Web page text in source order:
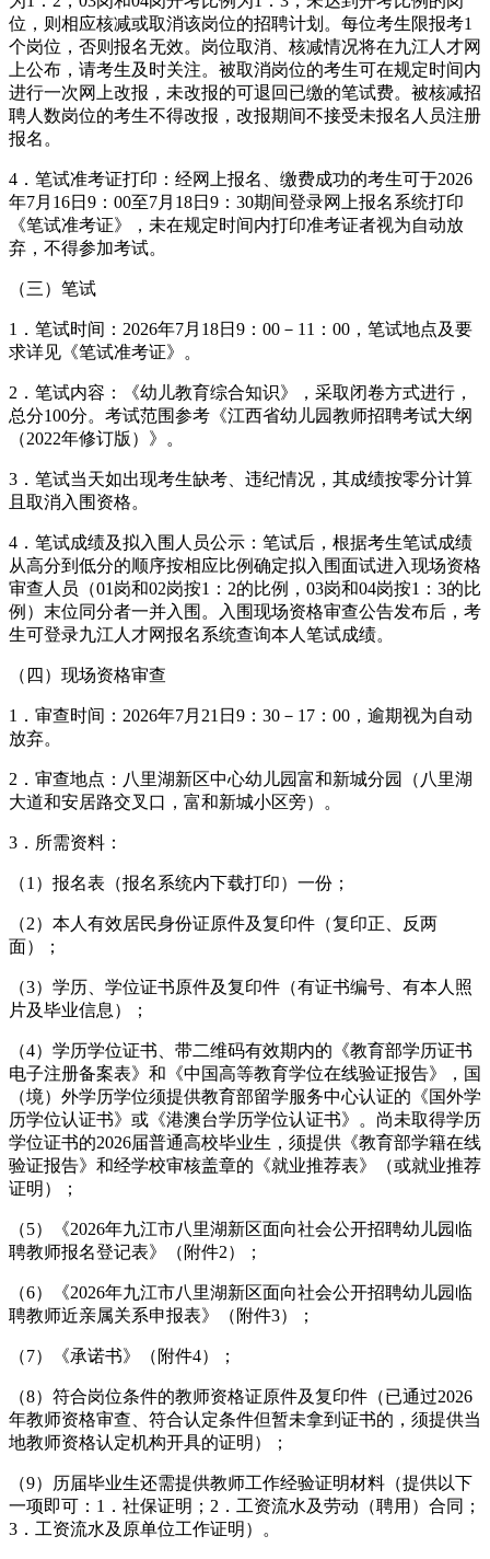
位，则相应核减或取消该岗位的招聘计划。每位考生限报考1
个岗位，否则报名无效。岗位取消、核减情况将在九江人才网
上公布，请考生及时关注。被取消岗位的考生可在规定时间内
进行一次网上改报，未改报的可退回已缴的笔试费。被核减招
聘人数岗位的考生不得改报，改报期间不接受未报名人员注册
报名。
4．笔试准考证打印：经网上报名、缴费成功的考生可于2026
年7月16日9：00至7月18日9：30期间登录网上报名系统打印
《笔试准考证》，未在规定时间内打印准考证者视为自动放
弃，不得参加考试。
（三）笔试
1．笔试时间：2026年7月18日9：00－11：00，笔试地点及要
求详见《笔试准考证》。
2．笔试内容：《幼儿教育综合知识》，采取闭卷方式进行，
总分100分。考试范围参考《江西省幼儿园教师招聘考试大纲
（2022年修订版）》。
3．笔试当天如出现考生缺考、违纪情况，其成绩按零分计算
且取消入围资格。
4．笔试成绩及拟入围人员公示：笔试后，根据考生笔试成绩
从高分到低分的顺序按相应比例确定拟入围面试进入现场资格
审查人员（01岗和02岗按1：2的比例，03岗和04岗按1：3的比
例）末位同分者一并入围。入围现场资格审查公告发布后，考
生可登录九江人才网报名系统查询本人笔试成绩。
（四）现场资格审查
1．审查时间：2026年7月21日9：30－17：00，逾期视为自动
放弃。
2．审查地点：八里湖新区中心幼儿园富和新城分园（八里湖
大道和安居路交叉口，富和新城小区旁）。
3．所需资料：
（1）报名表（报名系统内下载打印）一份；
（2）本人有效居民身份证原件及复印件（复印正、反两
面）；
（3）学历、学位证书原件及复印件（有证书编号、有本人照
片及毕业信息）；
（4）学历学位证书、带二维码有效期内的《教育部学历证书
电子注册备案表》和《中国高等教育学位在线验证报告》，国
（境）外学历学位须提供教育部留学服务中心认证的《国外学
历学位认证书》或《港澳台学历学位认证书》。尚未取得学历
学位证书的2026届普通高校毕业生，须提供《教育部学籍在线
验证报告》和经学校审核盖章的《就业推荐表》（或就业推荐
证明）；
（5）《2026年九江市八里湖新区面向社会公开招聘幼儿园临
聘教师报名登记表》（附件2）；
（6）《2026年九江市八里湖新区面向社会公开招聘幼儿园临
聘教师近亲属关系申报表》（附件3）；
（7）《承诺书》（附件4）；
（8）符合岗位条件的教师资格证原件及复印件（已通过2026
年教师资格审查、符合认定条件但暂未拿到证书的，须提供当
地教师资格认定机构开具的证明）；
（9）历届毕业生还需提供教师工作经验证明材料（提供以下
一项即可：1．社保证明；2．工资流水及劳动（聘用）合同；
3．工资流水及原单位工作证明）。